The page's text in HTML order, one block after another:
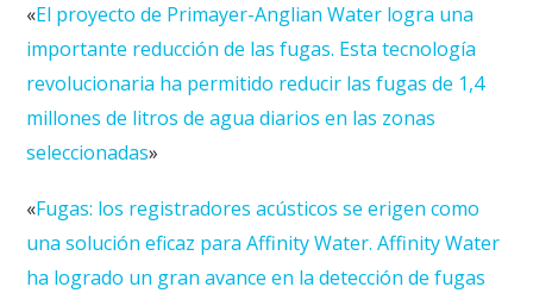
«El proyecto de Primayer-Anglian Water logra una
importante reducción de las fugas. Esta tecnología
revolucionaria ha permitido reducir las fugas de 1,4
millones de litros de agua diarios en las zonas
seleccionadas»
«Fugas: los registradores acústicos se erigen como
una solución eficaz para Affinity Water. Affinity Water
ha logrado un gran avance en la detección de fugas